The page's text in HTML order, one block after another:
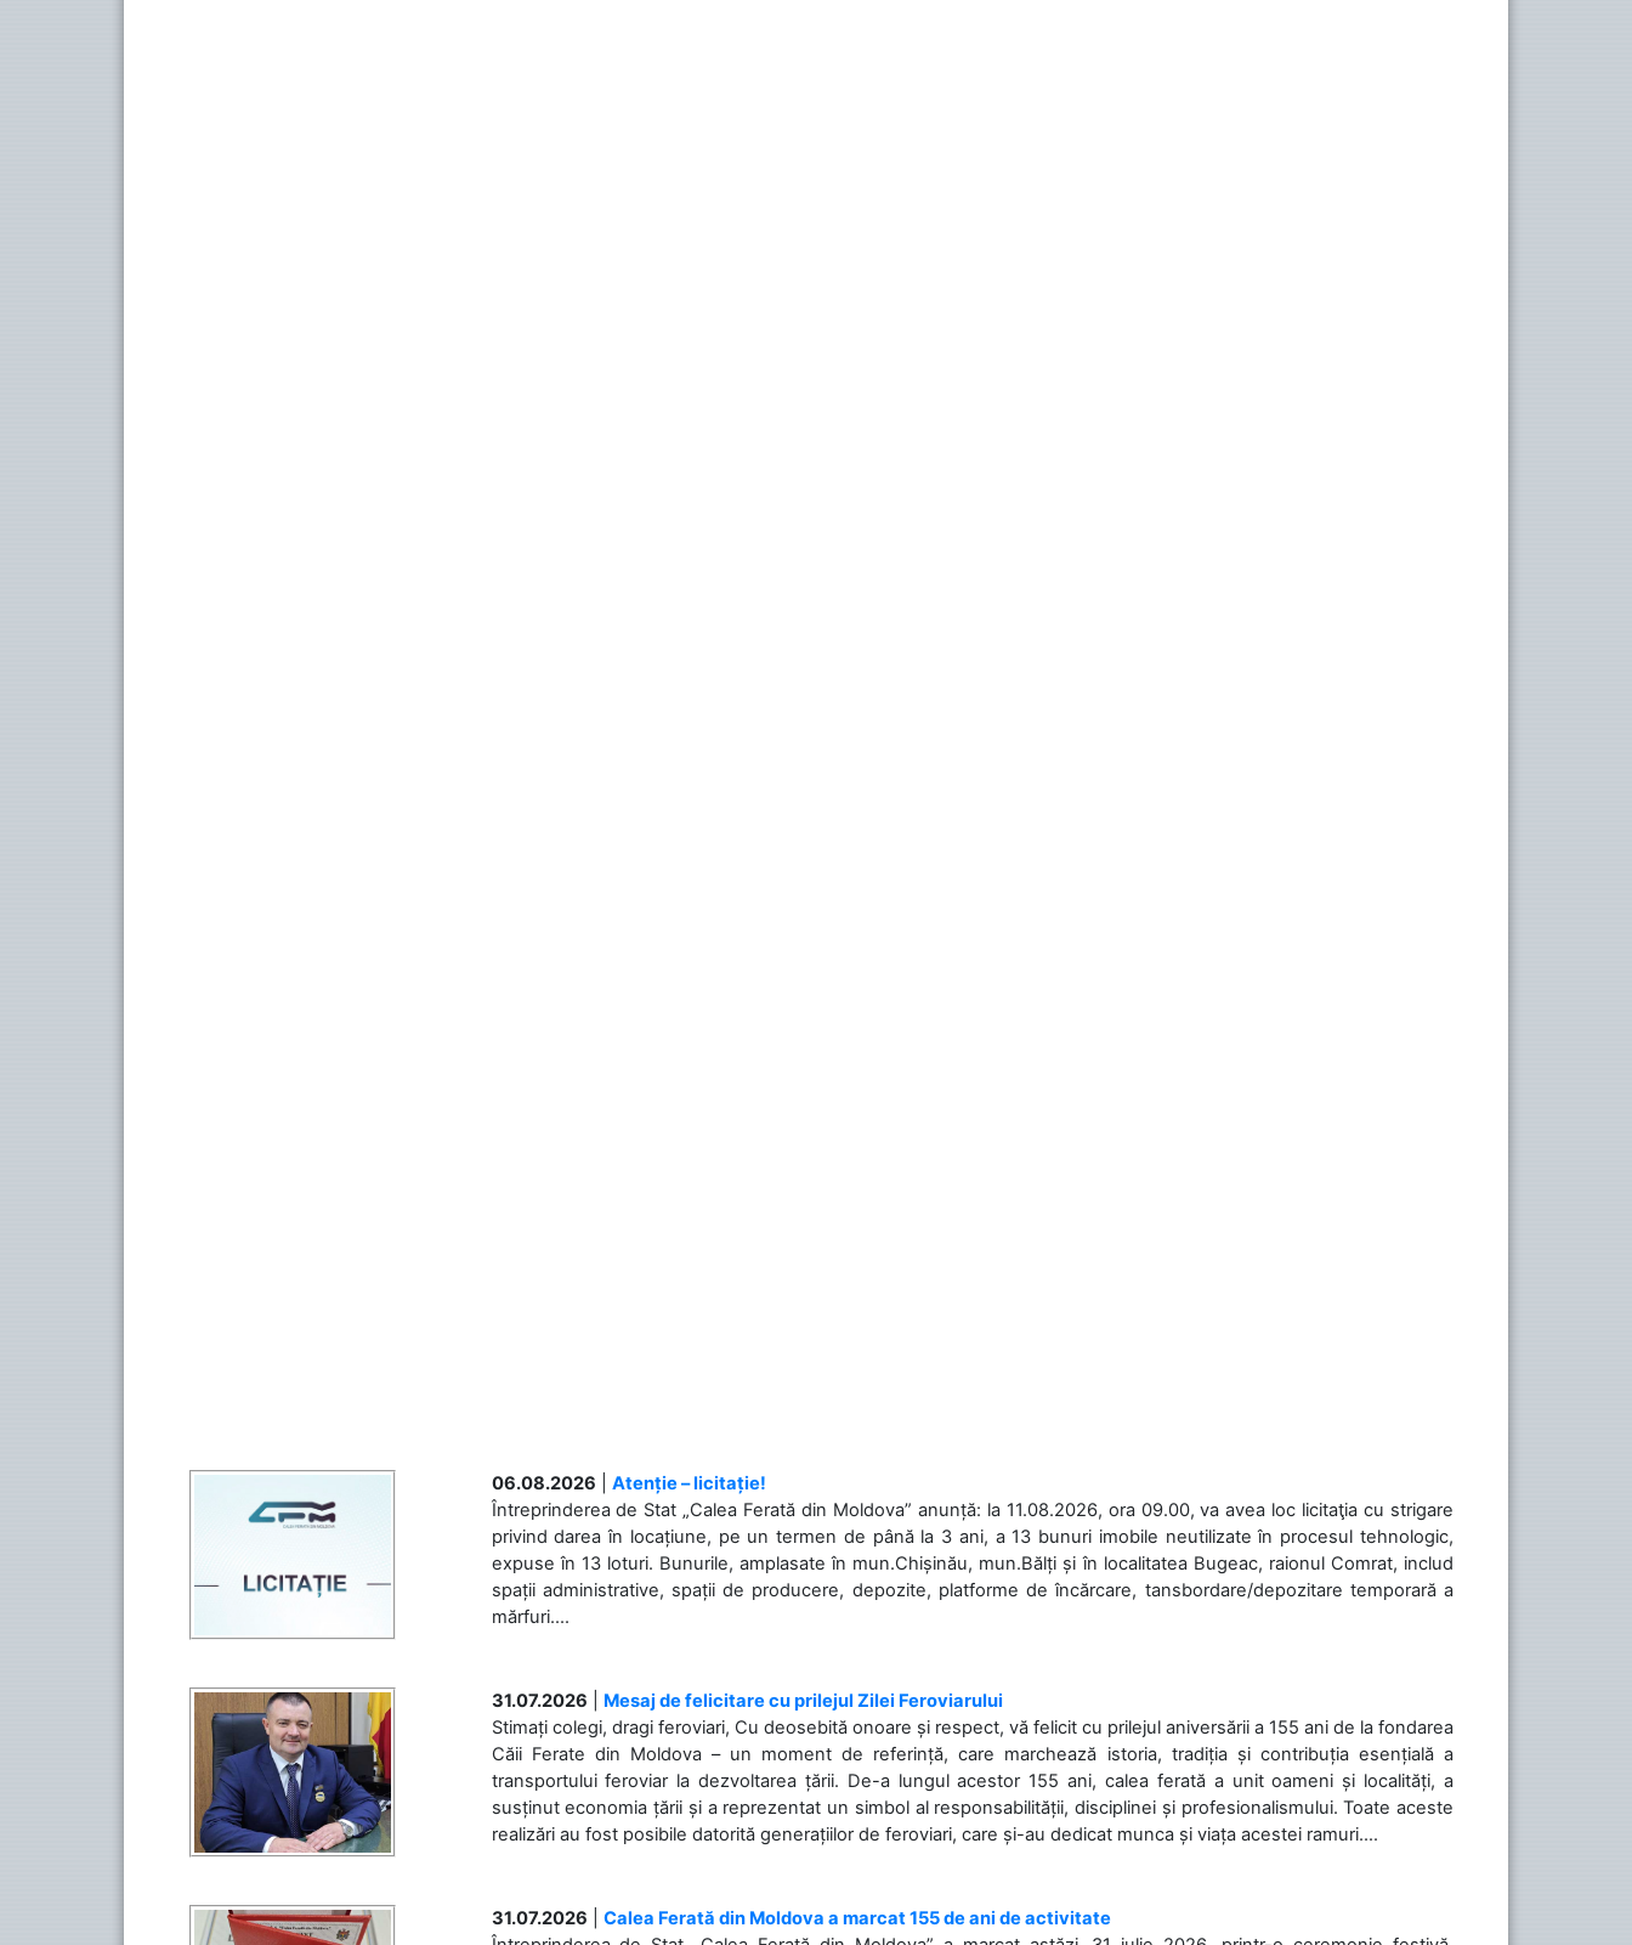
06.08.2026
Atenție – licitație!
Întreprinderea de Stat „Calea Ferată din Moldova” anunță: la 11.08.2026, ora 09.00, va avea loc licitaţia cu strigare
privind darea în locațiune, pe un termen de până la 3 ani, a 13 bunuri imobile neutilizate în procesul tehnologic,
expuse în 13 loturi. Bunurile, amplasate în mun.Chișinău, mun.Bălți și în localitatea Bugeac, raionul Comrat, includ
spații administrative, spații de producere, depozite, platforme de încărcare, tansbordare/depozitare temporară a
mărfuri....
31.07.2026
Mesaj de felicitare cu prilejul Zilei Feroviarului
Stimați colegi, dragi feroviari, Cu deosebită onoare și respect, vă felicit cu prilejul aniversării a 155 ani de la fondarea
Căii Ferate din Moldova – un moment de referință, care marchează istoria, tradiția și contribuția esențială a
transportului feroviar la dezvoltarea țării. De-a lungul acestor 155 ani, calea ferată a unit oameni și localități, a
susținut economia țării și a reprezentat un simbol al responsabilității, disciplinei și profesionalismului. Toate aceste
realizări au fost posibile datorită generațiilor de feroviari, care și-au dedicat munca și viața acestei ramuri....
31.07.2026
Calea Ferată din Moldova a marcat 155 de ani de activitate